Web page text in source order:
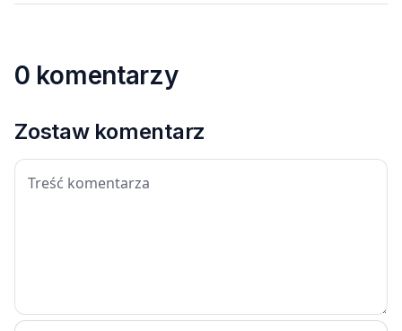
0 komentarzy
Zostaw komentarz